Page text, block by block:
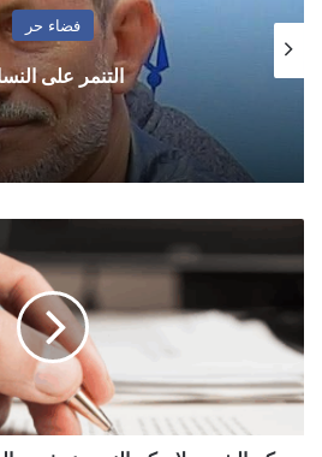
فضاء حر
التنمر على
الشعب
النسب:
مفهوم
الولاية
بين